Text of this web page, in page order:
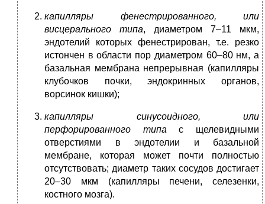
капилляры фенестрированного,
или
висцерального
типа, диаметром 7–11 мкм,
эндотелий которых фенестрирован, т.е. резко
истончен в области пор диаметром 60–80 нм, а
базальная мембрана непрерывная (капилляры
клубочков почки, эндокринных органов,
ворсинок кишки);
капилляры синусоидного, или
перфорированного
типас щелевидными
отверстиями в эндотелии и базальной
мембране, которая может почти полностью
отсутствовать; диаметр таких сосудов достигает
20–30 мкм (капилляры печени, селезенки,
костного мозга).